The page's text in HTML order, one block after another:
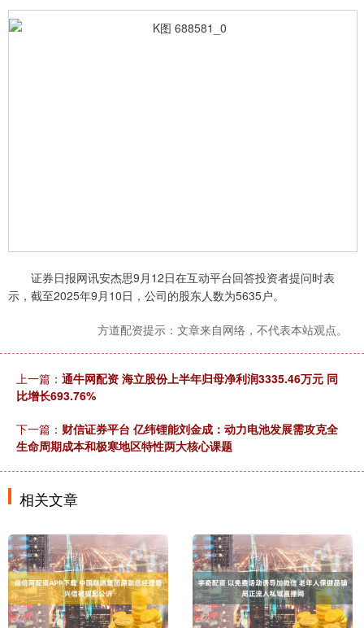
证券日报网讯安杰思9月12日在互动平台回答投资者提问时表
示，截至2025年9月10日，公司的股东人数为5635户。
方道配资提示：文章来自网络，不代表本站观点。
上一篇： 通牛网配资 海立股份上半年归母净利润3335.46万元 同
比增长693.76%
下一篇： 财信证券平台 亿纬锂能刘金成：动力电池发展需攻克全
生命周期成本和极寒地区特性两大核心课题
相关文章